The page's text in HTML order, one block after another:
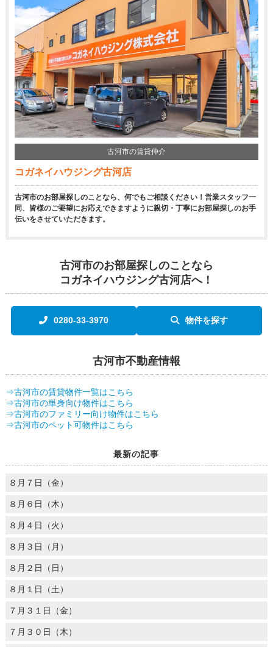
古河市の賃貸仲介
コガネイハウジング古河店
古河市のお部屋探しのことなら、何でもご相談ください！営業スタッフ一
同、皆様のご要望にお応えできますように親切・丁寧にお部屋探しのお手
伝いをさせていただきます。
古河市のお部屋探しのことなら
コガネイハウジング古河店へ！
0280-33-3970 物件を探す
古河市不動産情報
⇒古河市の賃貸物件一覧はこちら
⇒古河市の単身向け物件はこちら
⇒古河市のファミリー向け物件はこちら
⇒古河市のペット可物件はこちら
最新の記事
８月７日（金）
８月６日（木）
８月４日（火）
８月３日（月）
８月２日（日）
８月１日（土）
７月３１日（金）
７月３０日（木）